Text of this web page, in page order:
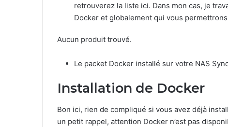
retrouverez la liste ici. Dans mon cas, je
Docker et globalement qui vous
Aucun produit trouvé.
Le packet Docker installé sur votre NAS
Installation de Docker
Bon ici, rien de compliqué si vous avez déjà
un petit rappel, attention Docker n’est pas